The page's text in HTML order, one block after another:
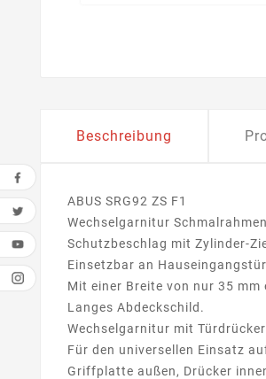
Beschreibung
ABUS SRG92 ZS F1
Wechselgarnitur
Schutzbeschlag mit Zylinder-
Einsetzbar an
Mit einer Breite von nur 35
Langes Abdeckschild.
Wechselgarnitur mit
Für den universellen Einsatz
Griffplatte außen, Drücker